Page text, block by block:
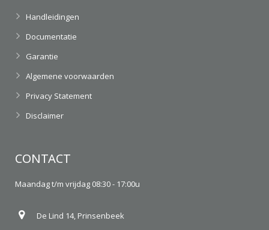
Handleidingen
Documentatie
Garantie
Algemene voorwaarden
Privacy Statement
Disclaimer
CONTACT
Maandag t/m vrijdag 08:30 - 17:00u
De Lind 14, Prinsenbeek